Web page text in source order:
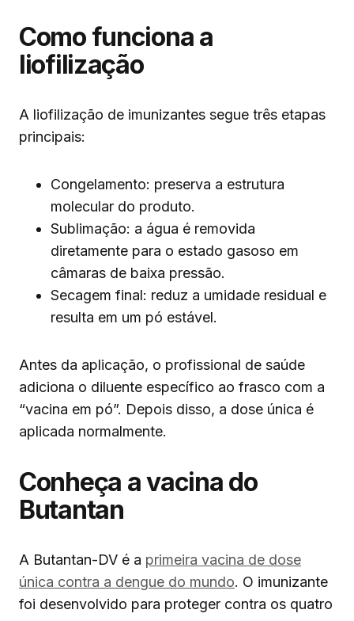
Como funciona a
liofilização
A liofilização de imunizantes segue três etapas
principais:
Congelamento: preserva a estrutura
molecular do produto.
Sublimação: a água é removida
diretamente para o estado gasoso em
câmaras de baixa pressão.
Secagem final: reduz a umidade residual e
resulta em um pó estável.
Antes da aplicação, o profissional de saúde
adiciona o diluente específico ao frasco com a
“vacina em pó”. Depois disso, a dose única é
aplicada normalmente.
Conheça a vacina do
Butantan
A Butantan-DV é a primeira vacina de dose
única contra a dengue do mundo. O imunizante
foi desenvolvido para proteger contra os quatro